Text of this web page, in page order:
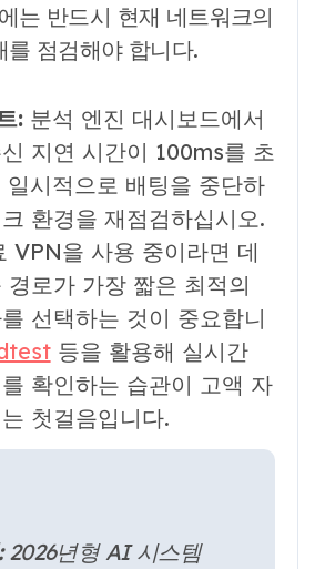
는 반드시 현재 네트워크의
점검해야 합니다.
:분석 엔진 대시보드에서
지연 시간이 100ms를 초
일시적으로 배팅을 중단하
환경을 재점검하십시오.
VPN을 사용 중이라면 데
경로가 가장 짧은 최적의
선택하는 것이 중요합니
등을 활용해 실시간
확인하는 습관이 고액 자
첫걸음입니다.
2026년형 AI 시스템